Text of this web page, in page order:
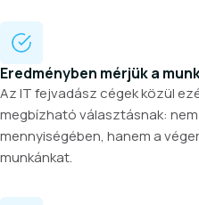
Eredményben mérjük a
Az IT fejvadász cégek közül
megbízható választásnak: nem
mennyiségében, hanem a
munkánkat.